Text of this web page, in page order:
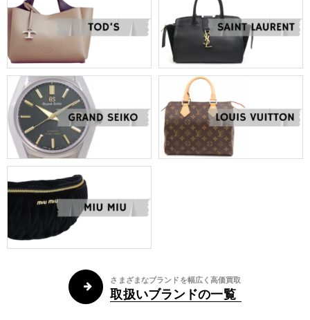
さまざまなブランドを幅広く高価買取
取扱いブランドの一覧